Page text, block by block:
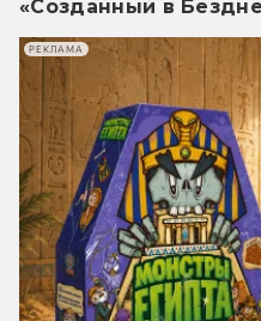
«Созданный в
РЕКЛАМА